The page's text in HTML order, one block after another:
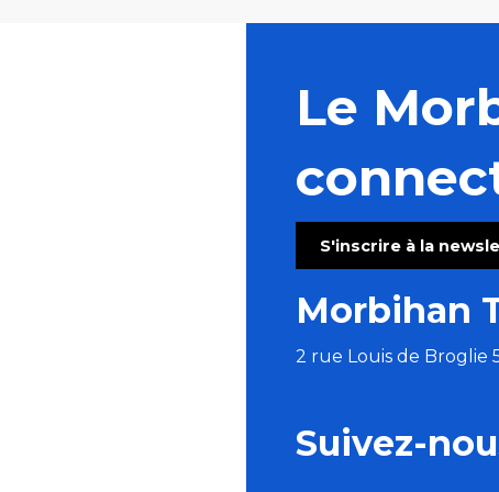
Le
S'inscrire à la
Morbihan
2 rue Louis de Broglie
Suivez-